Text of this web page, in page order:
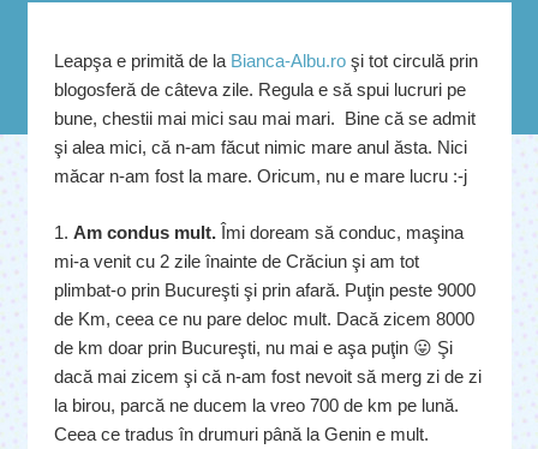
Leapşa e primită de la Bianca-Albu.ro şi tot circulă prin
blogosferă de câteva zile. Regula e să spui lucruri pe
bune, chestii mai mici sau mai mari. Bine că se admit
şi alea mici, că n-am făcut nimic mare anul ăsta. Nici
măcar n-am fost la mare. Oricum, nu e mare lucru :-j
1. Am condus mult. Îmi doream să conduc, maşina
mi-a venit cu 2 zile înainte de Crăciun şi am tot
plimbat-o prin Bucureşti şi prin afară. Puţin peste 9000
de Km, ceea ce nu pare deloc mult. Dacă zicem 8000
de km doar prin Bucureşti, nu mai e aşa puţin 😛 Şi
dacă mai zicem şi că n-am fost nevoit să merg zi de zi
la birou, parcă ne ducem la vreo 700 de km pe lună.
Ceea ce tradus în drumuri până la Genin e mult.